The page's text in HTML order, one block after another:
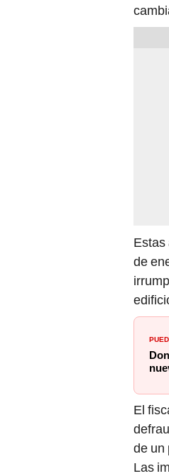
Estas
de
El
de un
Las